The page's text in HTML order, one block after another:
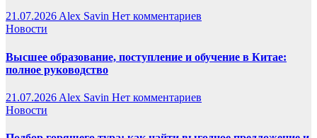
21.07.2026 Alex Savin Нет комментариев
Новости
Высшее образование, поступление и обучение в Китае:
полное руководство
21.07.2026 Alex Savin Нет комментариев
Новости